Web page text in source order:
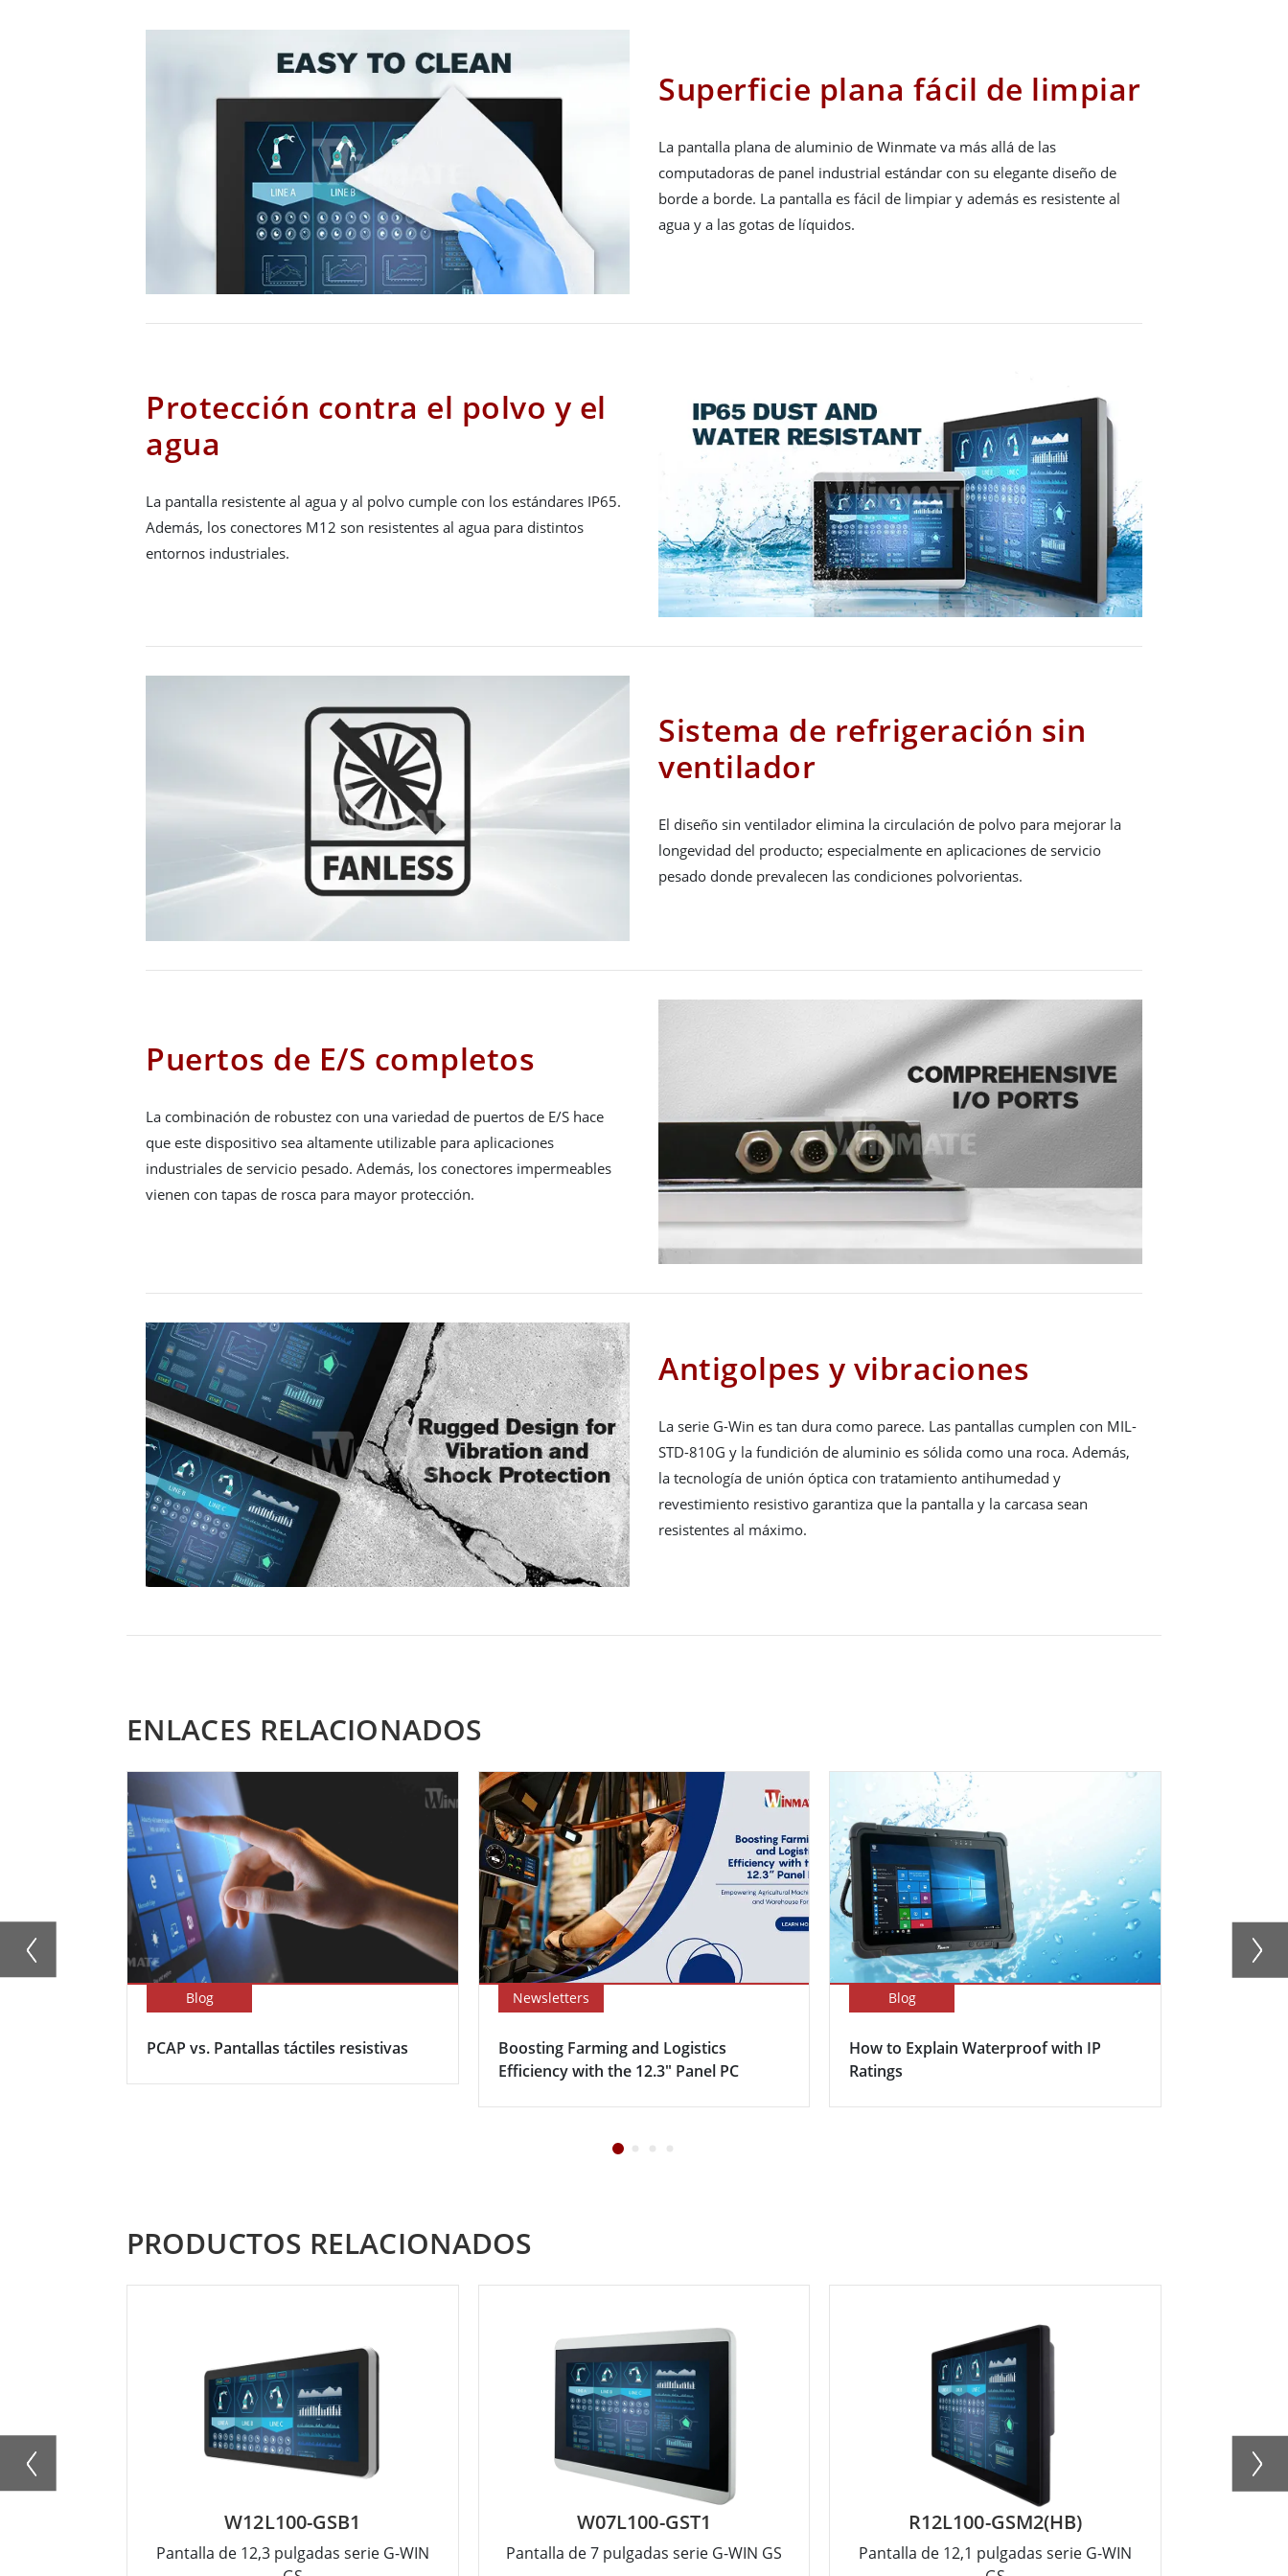
Superficie plana fácil de limpiar
La pantalla plana de aluminio de Winmate va más allá de las
computadoras de panel industrial estándar con su elegante diseño de
borde a borde. La pantalla es fácil de limpiar y además es resistente al
agua y a las gotas de líquidos.
Protección contra el polvo y el
agua
La pantalla resistente al agua y al polvo cumple con los estándares IP65.
Además, los conectores M12 son resistentes al agua para distintos
entornos industriales.
Sistema de refrigeración sin
ventilador
El diseño sin ventilador elimina la circulación de polvo para mejorar la
longevidad del producto; especialmente en aplicaciones de servicio
pesado donde prevalecen las condiciones polvorientas.
Puertos de E/S completos
La combinación de robustez con una variedad de puertos de E/S hace
que este dispositivo sea altamente utilizable para aplicaciones
industriales de servicio pesado. Además, los conectores impermeables
vienen con tapas de rosca para mayor protección.
Antigolpes y vibraciones
La serie G-Win es tan dura como parece. Las pantallas cumplen con MIL-
STD-810G y la fundición de aluminio es sólida como una roca. Además,
la tecnología de unión óptica con tratamiento antihumedad y
revestimiento resistivo garantiza que la pantalla y la carcasa sean
resistentes al máximo.
ENLACES RELACIONADOS
Blog
PCAP vs. Pantallas táctiles resistivas
Newsletters
Boosting Farming and Logistics
Efficiency with the 12.3″ Panel PC
Blog
How to Explain Waterproof with IP
Ratings
PRODUCTOS RELACIONADOS
W12L100-GSB1
Pantalla de 12,3 pulgadas serie G-WIN
W07L100-GST1
Pantalla de 7 pulgadas serie G-WIN GS
R12L100-GSM2(HB)
Pantalla de 12,1 pulgadas serie G-WIN